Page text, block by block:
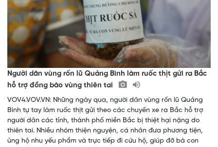
Người dân vùng rốn lũ Quảng Bình làm ruốc thịt gửi ra Bắc
hỗ trợ đồng bào vùng thiên tai
VOV4.VOV.VN: Những ngày qua, người dân vùng rốn lũ Quảng
Bình tự tay làm ruốc thịt gửi theo các chuyến xe ra Bắc hỗ trợ
người dân các tỉnh, thành phố miền Bắc bị thiệt hại nặng do
thiên tai. Nhiều nhóm thiện nguyện, cá nhân đưa phương tiện,
ủng hộ nhu yếu phẩm và trực tiếp đi cứu hộ, giúp đỡ bà con